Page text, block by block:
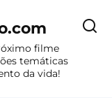
filme
temáticas
da vida!